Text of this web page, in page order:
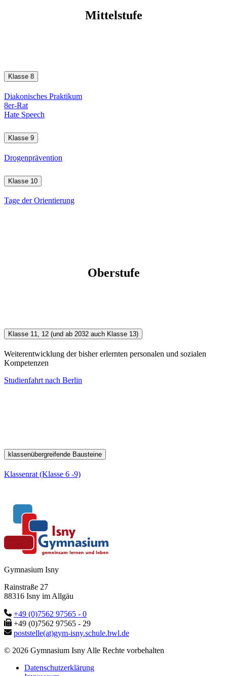
Mittelstufe
Klasse 8
Diakonisches Praktikum
8er-Rat
Hate Speech
Klasse 9
Drogenprävention
Klasse 10
Tage der Orientierung
Oberstufe
Klasse 11, 12 (und ab 2032 auch Klasse 13)
Weiterentwicklung der bisher erlernten personalen und sozialen
Kompetenzen
Studienfahrt nach Berlin
klassenübergreifende Bausteine
Klassenrat (Klasse 6 -9)
Gymnasium Isny
Rainstraße 27
88316 Isny im Allgäu
+49 (0)7562 97565 - 0
+49 (0)7562 97565 - 29
poststelle(at)gym-isny.schule.bwl.de
© 2026 Gymnasium Isny Alle Rechte vorbehalten
Datenschutzerklärung